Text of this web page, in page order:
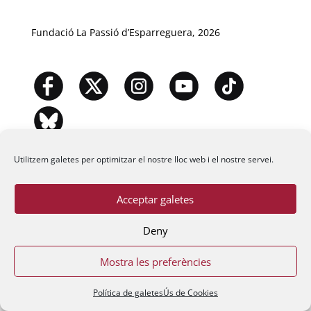
Utilitzem galetes per optimitzar el nostre lloc web i el nostre servei.
Acceptar galetes
Deny
Mostra les preferències
Política de galetesÚs de Cookies
Fundació La Passió d’Esparreguera, 2026